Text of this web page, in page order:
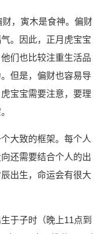
，寅木是食神。偏财
。因此，正月虎宝宝
们也比较注重生活品
但是，偏财也容易导
宝宝需要注意，要理
大致的框架。每个人
还需要结合个人的出
出生，命运会有很大
于子时（晚上11点到